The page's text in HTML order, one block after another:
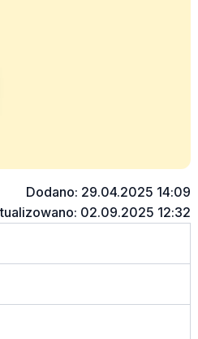
Dodano: 29.04.2025 14:09
02.09.2025 12:32